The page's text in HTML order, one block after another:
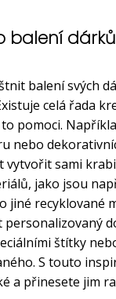
balení dárků
balení svých
celá řada
pomoci.
nebo
vytvořit sami
jako jsou
jiné recyklované
štítky
S touto
a přinesete jim